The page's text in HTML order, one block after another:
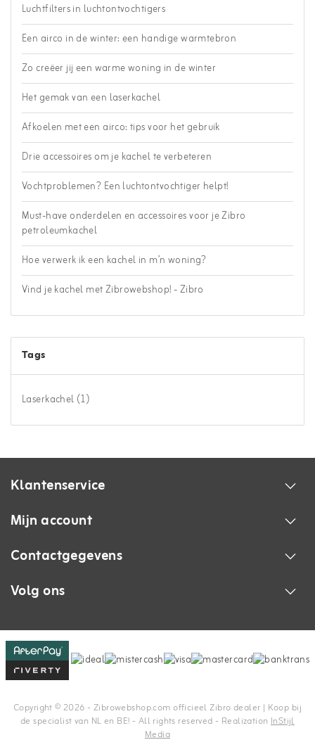
Luchtfilters in luchtontvochtigers
Een airco in de winter: een handige warmtebron
Zo creëer jij een warme woning in de winter
Het gemak van een laserkachel
Afkoelen met een airco: tips voor het gebruik
Drie accessoires om je kachel te verbeteren
Vochtproblemen? Een luchtontvochtiger helpt!
Must-have onderdelen en accessoires voor je Zibro
petroleumkachel
Hoe verwerk ik een kachel in m’n woning?
Vind je kachel met Zibrowebshop! - Zibro
Tags
Laserkachel (1)
Klantenservice
Mijn account
Contactgegevens
Volg ons
Copyright © 2026 - Zibrowebshop.com officieel Zibro dealer | Koop bij
de specialist van NL en BE! - All rights reserved - Realization InStijl
Media